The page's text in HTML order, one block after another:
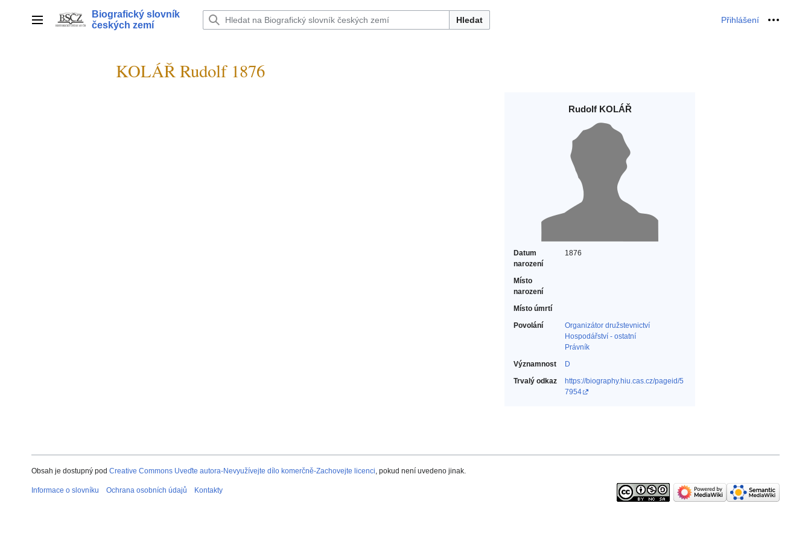
Hlavní menu
Biografický slovník
českých zemí
Hledat Přihlášení Osobní
KOLÁŘ Rudolf 1876
Rudolf KOLÁŘ
Datum
narození
1876
Místo
narození
Místo úmrtí
Povolání
Organizátor družstevnictví‎
Hospodářství - ostatní‎
Právník‎
Významnost
D
Trvalý odkaz
https://biography.hiu.cas.cz/pageid/5
7954
Obsah je dostupný pod Creative Commons Uveďte autora-Nevyužívejte dílo komerčně-Zachovejte licenci, pokud není uvedeno jinak.
Informace o slovníku Ochrana osobních údajů Kontakty